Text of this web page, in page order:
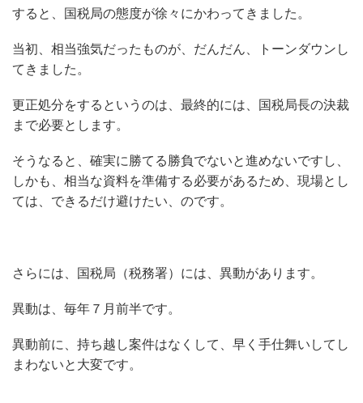
すると、国税局の態度が徐々にかわってきました。
当初、相当強気だったものが、だんだん、トーンダウンし
てきました。
更正処分をするというのは、最終的には、国税局長の決裁
まで必要とします。
そうなると、確実に勝てる勝負でないと進めないですし、
しかも、相当な資料を準備する必要があるため、現場とし
ては、できるだけ避けたい、のです。
さらには、国税局（税務署）には、異動があります。
異動は、毎年７月前半です。
異動前に、持ち越し案件はなくして、早く手仕舞いしてし
まわないと大変です。